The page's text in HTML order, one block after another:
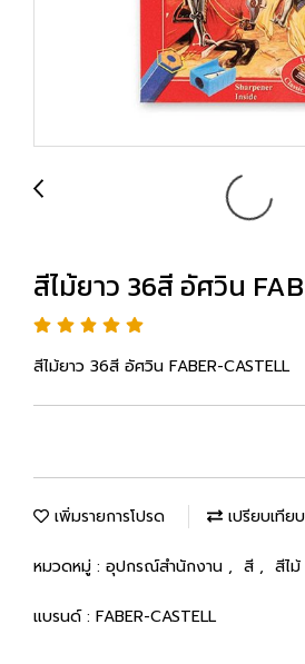
สีไม้ยาว 36สี อัศวิน
สีไม้ยาว 36สี อัศวิน FABER-CASTELL
เพิ่มรายการโปรด เปรียบเทียบ
หมวดหมู่ : อุปกรณ์สำนักงาน , สี , สีไม้
แบรนด์ : FABER-CASTELL